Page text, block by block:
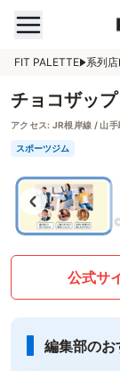
FIT PALETTE 系列店
チョコザッ
アクセス: JR根岸線 / 山手
スポーツジム
公式サ
編集部のお